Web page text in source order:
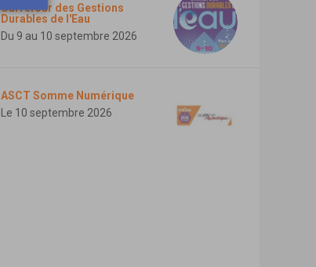
Carrefour des Gestions
Durables de l'Eau
Du 9 au 10 septembre 2026
ASCT Somme Numérique
Le 10 septembre 2026